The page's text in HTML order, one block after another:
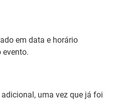
em data e horário
uma vez que já foi